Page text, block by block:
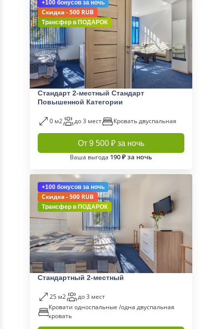
+100 бонусов за ночь
Скидка - 500 RUB
Трансфер в ПОДАРОК
Стандарт 2-местный Стандарт
Повышенной Категории
0 м2 до 3 мест Кровать двуспальная
От 9 500 ₽ за ночь
Ваша выгода 190 ₽ за ночь
+100 бонусов за ночь
Скидка - 500 RUB
Трансфер в ПОДАРОК
Стандартный 2-местный
25 м2
до 3 мест
Кровати односпальные /одна двуспальная
кровать